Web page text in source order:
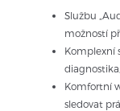
Službu
možností
Komplexní
Komfortní
sledovat